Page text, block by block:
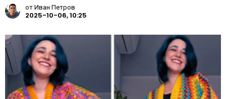
отИван Петров
2025-10-06, 10:25